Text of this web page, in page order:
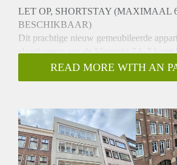
LET OP, SHORTSTAY (MAXIMAAL
BESCHIKBAAR)
Dit prachtige nieuw gemeubileerde
slaapkamers aan de Vismarkt 7A-7 komt
04-2025.
Locatie
Groningen vind je een breed scala aan
cafés en culturele hotspots vindt. In de
bevinden zich bovendien diverse
en andere voorzieningen.
READ MORE WITH AN